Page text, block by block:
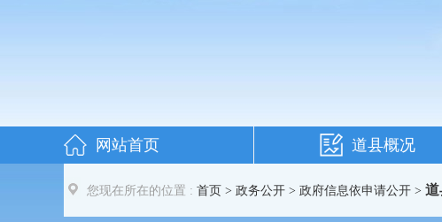
网站首页 道县概况
您现在所在的位置 : 首页 > 政务公开 > 政府信息依申请公开 > 道